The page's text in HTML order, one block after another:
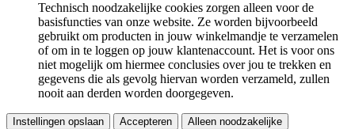
Technisch noodzakelijke cookies zorgen alleen voor de
basisfuncties van onze website. Ze worden bijvoorbeeld
gebruikt om producten in jouw winkelmandje te verzamelen
of om in te loggen op jouw klantenaccount. Het is voor ons
niet mogelijk om hiermee conclusies over jou te trekken en
gegevens die als gevolg hiervan worden verzameld, zullen
nooit aan derden worden doorgegeven.
Instellingen opslaan Accepteren Alleen noodzakelijke